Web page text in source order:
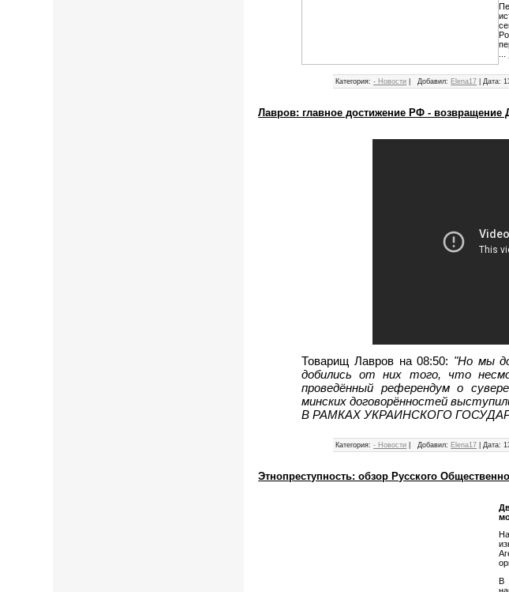
Категория: - Новости Добавил: Elena17 |Дата:
Лавров: главное достижение РФ - возвращение
Товарищ Лавров на 08:50: "Но мы
добились от них того, что
проведённый референдум о
минских договорённостей
В РАМКАХ УКРАИНСКОГО
Категория: - Новости Добавил: Elena17 |Дата:
Этнопреступность: обзор Русского
В